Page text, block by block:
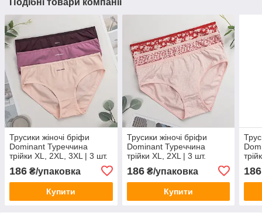
Подібні товари компанії
Трусики жіночі бріфи
Dominant Туреччина
трійки XL, 2XL, 3XL | 3 шт.
186 ₴/упаковка
Купити
Трусики жіночі бріфи
Dominant Туреччина
трійки XL, 2XL | 3 шт.
186₴/упаковка
Купити
186